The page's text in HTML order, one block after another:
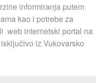
informiranja putem
kao i potrebe za
web internetski portal na
iz Vukovarsko